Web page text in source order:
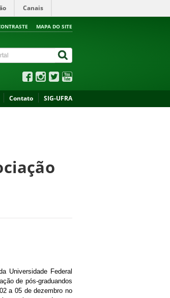
Canais
MAPA DO SITE
Contato SIG-UFRA
Universidade Federal
de pós-graduandos
a 05 de dezembro no